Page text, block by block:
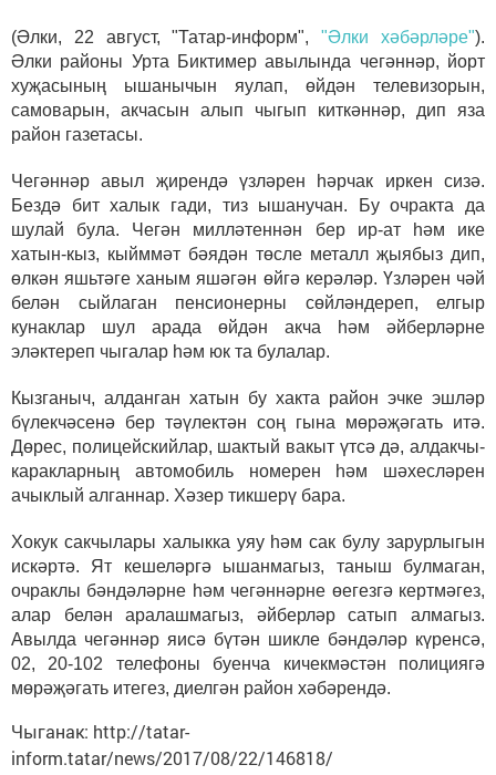
(Әлки, 22 август, "Татар-информ","Әлки хәбәрләре").
Әлки районы Урта Биктимер авылында чегәннәр, йорт
хуҗасының ышанычын яулап, өйдән телевизорын,
самоварын, акчасын алып чыгып киткәннәр, дип яза
район газетасы.
Чегәннәр авыл җирендә үзләрен һәрчак иркен сизә.
Бездә бит халык гади, тиз ышанучан. Бу очракта да
шулай була. Чегән милләтеннән бер ир-ат һәм ике
хатын-кыз, кыйммәт бәядән төсле металл җыябыз дип,
өлкән яшьтәге ханым яшәгән өйгә керәләр. Үзләрен чәй
белән сыйлаган пенсионерны сөйләндереп, елгыр
кунаклар шул арада өйдән акча һәм әйберләрне
эләктереп чыгалар һәм юк та булалар.
Кызганыч, алданган хатын бу хакта район эчке эшләр
бүлекчәсенә бер тәүлектән соң гына мөрәҗәгать итә.
Дөрес, полицейскийлар, шактый вакыт үтсә дә, алдакчы-
каракларның автомобиль номерен һәм шәхесләрен
ачыклый алганнар. Хәзер тикшерү бара.
Хокук сакчылары халыкка уяу һәм сак булу зарурлыгын
искәртә. Ят кешеләргә ышанмагыз, таныш булмаган,
очраклы бәндәләрне һәм чегәннәрне өегезгә кертмәгез,
алар белән аралашмагыз, әйберләр сатып алмагыз.
Авылда чегәннәр яисә бүтән шикле бәндәләр күренсә,
02, 20-102 телефоны буенча кичекмәстән полициягә
мөрәҗәгать итегез, диелгән район хәбәрендә.
Чыганак: http://tatar-
inform.tatar/news/2017/08/22/146818/